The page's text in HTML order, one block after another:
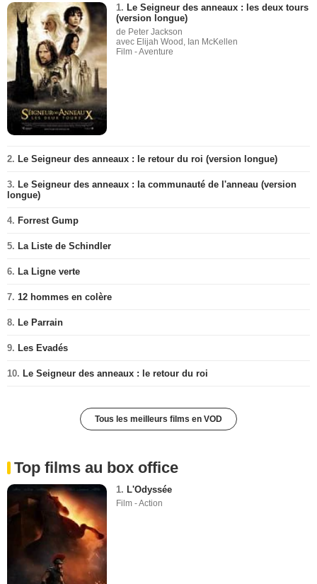
1. Le Seigneur des anneaux : les deux tours
(version longue)
de Peter Jackson
avec Elijah Wood, Ian McKellen
Film - Aventure
2. Le Seigneur des anneaux : le retour du roi (version longue)
3. Le Seigneur des anneaux : la communauté de l'anneau (version
longue)
4. Forrest Gump
5. La Liste de Schindler
6. La Ligne verte
7. 12 hommes en colère
8. Le Parrain
9. Les Evadés
10. Le Seigneur des anneaux : le retour du roi
Tous les meilleurs films en VOD
Top films au box office
1. L'Odyssée
Film - Action